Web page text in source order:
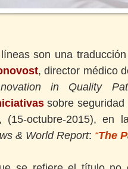
son una
, director médico
in Quality
sobre
(15-octubre-2015), en
& World Report: “The